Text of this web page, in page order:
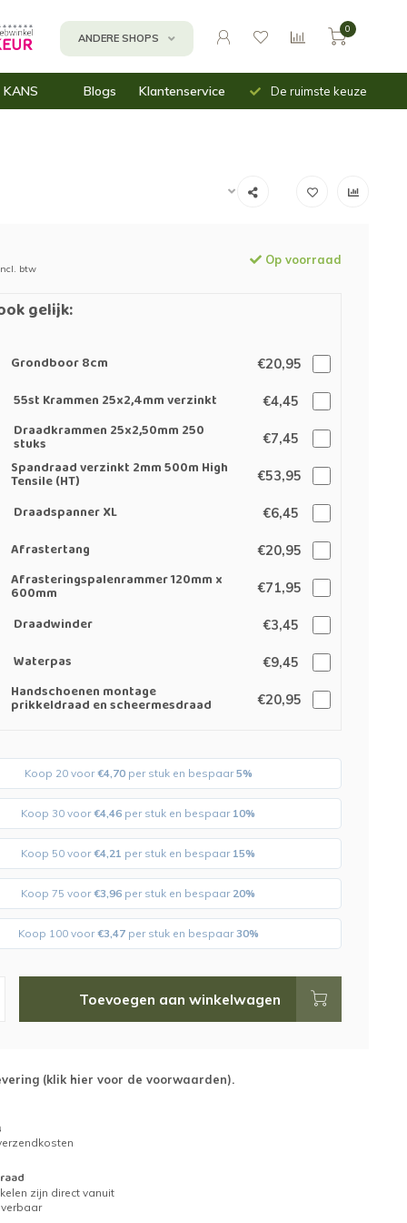
ANDERE SHOPS
0
KANS Blogs Klantenservice
leverbaar
verzending
De ruimste keuze
btw
Op voorraad
gelijk:
Grondboor 8cm €20,95
55st Krammen 25x2,4mm verzinkt €4,45
Draadkrammen 25x2,50mm 250
stuks €7,45
Spandraad verzinkt 2mm 500m High
Tensile (HT) €53,95
Draadspanner XL €6,45
Afrastertang €20,95
Afrasteringspalenrammer 120mm x
600mm €71,95
Draadwinder €3,45
Waterpas €9,45
Handschoenen montage
prikkeldraad en scheermesdraad €20,95
Koop 20 voor€4,70per stuk en bespaar5%
Koop 30 voor€4,46 per stuk en bespaar 10%
Koop 50 voor€4,21 per stuk en bespaar 15%
Koop 75 voor€3,96 per stuk en bespaar 20%
Koop 100 voor€3,47per stuk en bespaar30%
Toevoegen aan winkelwagen
(klik hier voor de voorwaarden).
zijn direct vanuit